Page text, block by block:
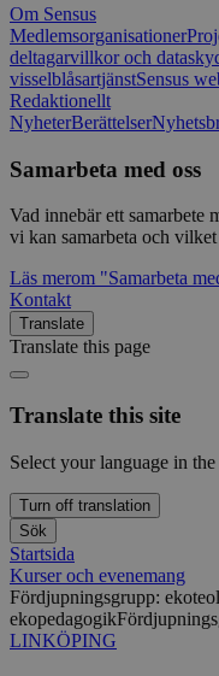
Om Sensus
Medlemsorganisationer
deltagarvillkor och
visselblåsartjänstSensus
Redaktionellt
NyheterBerättelser
Samarbeta med oss
Vad innebär ett samarbete
vi kan samarbeta och
Läs merom "Samarbeta
Kontakt
Translate
Translate this page
Translate this site
Select your language in
Turn off translation
Sök
Startsida
Kurser och evenemang
Fördjupningsgrupp:
ekopedagogik
LINKÖPING